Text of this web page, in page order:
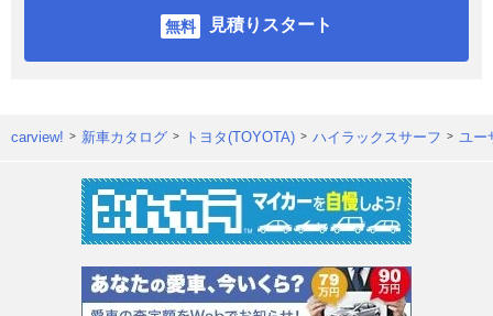
見積りスタート
carview! 新車カタログ トヨタ(TOYOTA) ハイラックスサーフ ユー